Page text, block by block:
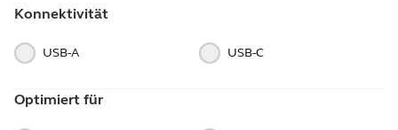
Konnektivität
USB-A USB-C
Optimiert für